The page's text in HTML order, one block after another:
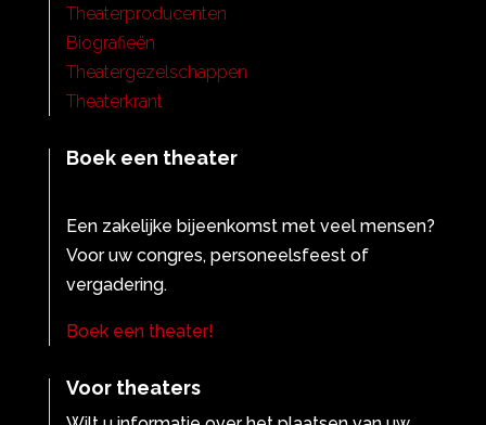
Theaterproducenten
Biografieën
Theatergezelschappen
Theaterkrant
Boek een theater
Een zakelijke bijeenkomst met veel mensen?
Voor uw congres, personeelsfeest of
vergadering.
Boek een theater!
Voor theaters